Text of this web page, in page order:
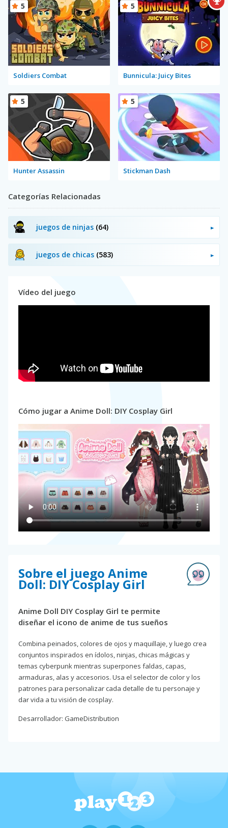
Soldiers Combat
5
Bunnicula: Juicy Bites
5
Hunter Assassin
5
Stickman Dash
5
Categorías Relacionadas
juegos de ninjas (64)
juegos de chicas (583)
Vídeo del juego
Cómo jugar a Anime Doll: DIY Cosplay Girl
Sobre el juego Anime
Doll: DIY Cosplay Girl
Anime Doll DIY Cosplay Girl te permite
diseñar el icono de anime de tus sueños
Combina peinados, colores de ojos y maquillaje, y luego crea
conjuntos inspirados en ídolos, ninjas, chicas mágicas y
temas cyberpunk mientras superpones faldas, capas,
armaduras, alas y accesorios. Usa el selector de color y los
patrones para personalizar cada detalle de tu personaje y
dar vida a tu visión de cosplay.
Desarrollador: GameDistribution